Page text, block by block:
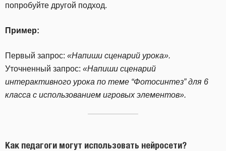
попробуйте другой подход.
Пример:
Первый запрос: «Напиши сценарий урока».
Уточненный запрос: «Напиши сценарий
интерактивного урока по теме “Фотосинтез” для 6
класса с использованием игровых элементов».
Как педагоги могут использовать нейросети?